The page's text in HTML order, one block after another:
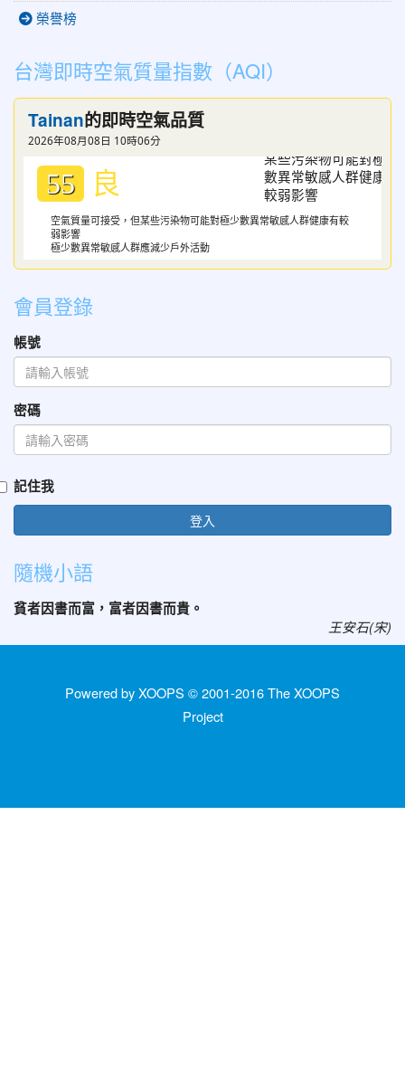
榮譽榜
台灣即時空氣質量指數（AQI）
Tainan的即時空氣品質
2026年08月08日 10時06分
55 良
空氣質量可接受，但某些污染物可能對極少數異常敏感人群健康有較
弱影響
極少數異常敏感人群應減少戶外活動
會員登錄
帳號
密碼
記住我
登入
隨機小語
貧者因書而富，富者因書而貴。
王安石(宋)
Powered by XOOPS © 2001-2016The XOOPS
Project